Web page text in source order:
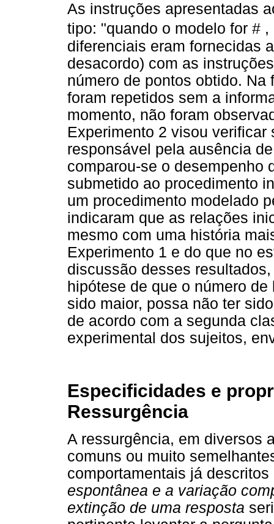
As instruções apresentadas
tipo: "quando o modelo for #
diferenciais eram fornecidas
desacordo) com as
número de pontos obtido.
foram repetidos sem a
momento, não foram
Experimento 2 visou
responsável pela ausência
comparou-se o desempenho
submetido ao procedimento
um procedimento modelado
indicaram que as relações
mesmo com uma história
Experimento 1 e do que no
discussão desses
hipótese de que o número
sido maior, possa não ter
de acordo com a segunda
experimental dos sujeitos,
Especificidades e
Ressurgência
A ressurgência, em diversos
comuns ou muito
comportamentais já
espontânea e a variação
extinção de uma resposta